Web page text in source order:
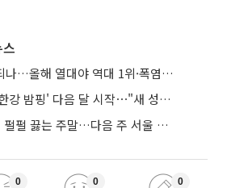
'40도 폭염' 뉴노멀 되나…올해 열대야 역대 1위·폭염일수 평년 3배 넘어
오세훈표 야간경제 '한강 밤핑' 다음 달 시작⋯"새 성장동력 만들 것"
'이중 고기압' 영향에 펄펄 끓는 주말…다음 주 서울 포함 서쪽이 더 덥다
0 0 0